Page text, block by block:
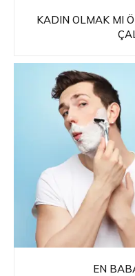
KADIN OLMAK MI
EN